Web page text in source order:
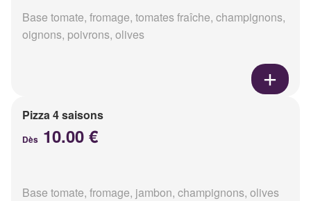
Base tomate, fromage, tomates fraîche, champignons,
oignons, poivrons, olives
Pizza 4 saisons
Dès 10.00 €
Base tomate, fromage, jambon, champignons, olives